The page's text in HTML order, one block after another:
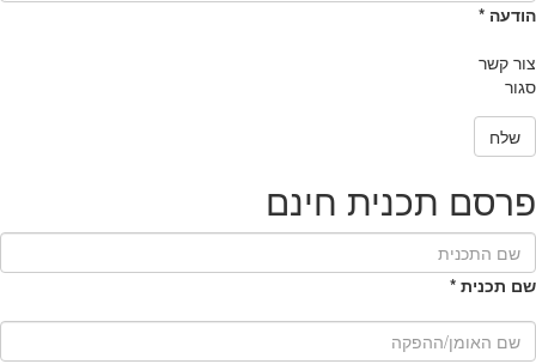
הודעה *
צור קשר
סגור
שלח
פרסם תכנית חינם
שם תכנית *